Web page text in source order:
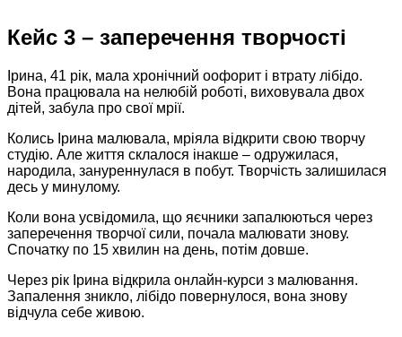
Кейс 3 – заперечення творчості
Ірина, 41 рік, мала хронічний оофорит і втрату лібідо.
Вона працювала на нелюбій роботі, виховувала двох
дітей, забула про свої мрії.
Колись Ірина малювала, мріяла відкрити свою творчу
студію. Але життя склалося інакше – одружилася,
народила, зануреннулася в побут. Творчість залишилася
десь у минулому.
Коли вона усвідомила, що яєчники запалюються через
заперечення творчої сили, почала малювати знову.
Спочатку по 15 хвилин на день, потім довше.
Через рік Ірина відкрила онлайн-курси з малювання.
Запалення зникло, лібідо повернулося, вона знову
відчула себе живою.